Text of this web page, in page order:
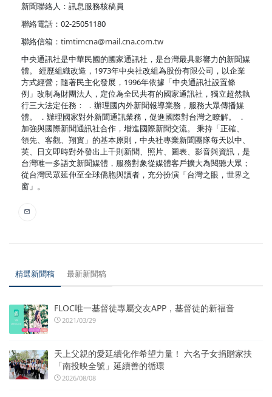
新聞聯絡人：訊息服務核稿員
聯絡電話：02-25051180
聯絡信箱： timtimcna@mail.cna.com.tw
中央通訊社是中華民國的國家通訊社，是台灣最具影響力的新聞媒
體。 經歷組織改造，1973年中央社改組為股份有限公司，以企業
方式經營；隨著民主化發展，1996年依據「中央通訊社設置條
例」改制為財團法人，定位為全民共有的國家通訊社，獨立超然執
行三大法定任務： ．辦理國內外新聞報導業務，服務大眾傳播媒
體。 ．辦理國家對外新聞通訊業務，促進國際對台灣之瞭解。 ．
加強與國際新聞通訊社合作，增進國際新聞交流。 秉持「正確、
領先、客觀、翔實」的基本原則，中央社專業新聞團隊每天以中、
英、日文即時對外發出上千則新聞、照片、圖表、影音與資訊，是
台灣唯一多語文新聞媒體，服務對象從媒體客戶擴大為閱聽大眾；
從台灣民眾延伸至全球僑胞與讀者，充分扮演「台灣之眼，世界之
窗」。
精選新聞稿 最新新聞稿
FLOC唯一基督徒專屬交友APP，基督徒的新福音
2021/03/29
天上父親的愛延續化作希望力量！ 六名子女捐贈家扶
「南投映全號」延續善的循環
2026/08/08